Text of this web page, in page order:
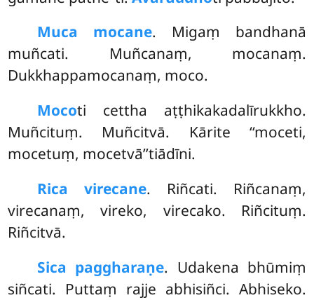
Muca mocane. Migaṃ bandhanā
muñcati. Muñcanaṃ, mocanaṃ.
Dukkhappamocanaṃ, moco.
Mocoti cettha aṭṭhikakadalīrukkho.
Muñcituṃ. Muñcitvā. Kārite ‘‘moceti,
mocetuṃ, mocetvā’’tiādīni.
Rica virecane. Riñcati. Riñcanaṃ,
virecanaṃ, vireko, virecako. Riñcituṃ.
Riñcitvā.
Sica paggharaṇe. Udakena bhūmiṃ
siñcati. Puttaṃ rajje abhisiñci. Abhiseko.